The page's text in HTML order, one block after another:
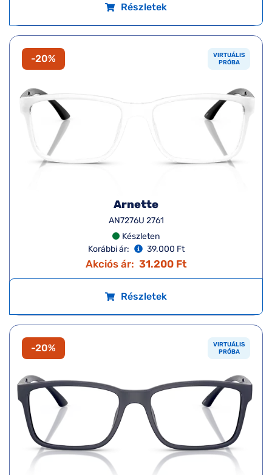
Részletek
-20%
VIRTUÁLIS
PRÓBA
Arnette
AN7276U 2761
Készleten
Korábbi ár:
39.000 Ft
Akciós ár: 31.200 Ft
Részletek
-20%
VIRTUÁLIS
PRÓBA